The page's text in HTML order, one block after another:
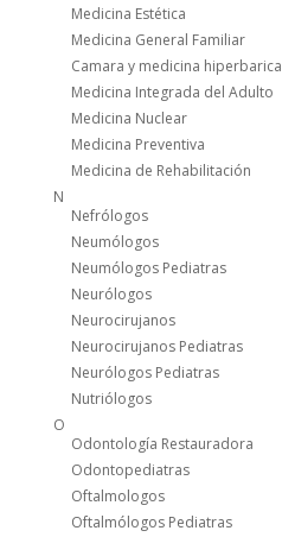
Medicina Estética
Medicina General Familiar
Camara y medicina hiperbarica
Medicina Integrada del Adulto
Medicina Nuclear
Medicina Preventiva
Medicina de Rehabilitación
N
Nefrólogos
Neumólogos
Neumólogos Pediatras
Neurólogos
Neurocirujanos
Neurocirujanos Pediatras
Neurólogos Pediatras
Nutriólogos
O
Odontología Restauradora
Odontopediatras
Oftalmologos
Oftalmólogos Pediatras